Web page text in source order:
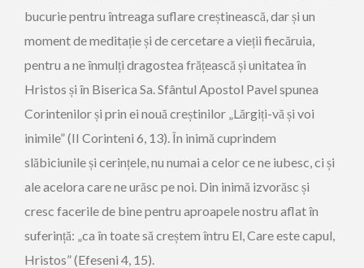
bucurie pentru întreaga suflare creștinească, dar și un
moment de meditație și de cercetare a vieții fiecăruia,
pentru a ne înmulți dragostea frățească și unitatea în
Hristos și în Biserica Sa. Sfântul Apostol Pavel spunea
Corintenilor și prin ei nouă creștinilor „Lărgiți-vă și voi
inimile” (II Corinteni 6, 13). În inimă cuprindem
slăbiciunile și cerințele, nu numai a celor ce ne iubesc, ci și
ale acelora care ne urăsc pe noi. Din inimă izvorăsc și
cresc facerile de bine pentru aproapele nostru aflat în
suferință: „ca în toate să creștem întru El, Care este capul,
Hristos” (Efeseni 4, 15).